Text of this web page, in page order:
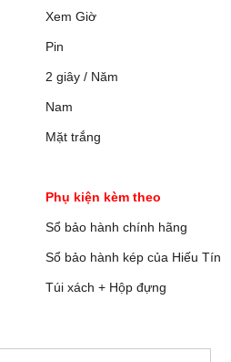
Xem Giờ
Pin
2 giây / Năm
Nam
Mặt trắng
Phụ kiện kèm theo
Sổ bảo hành chính hãng
Sổ bảo hành kép của Hiếu Tín
Túi xách + Hộp đựng